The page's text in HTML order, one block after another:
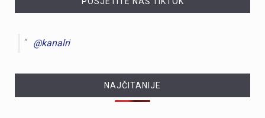
@kanalri
NAJČITANIJE